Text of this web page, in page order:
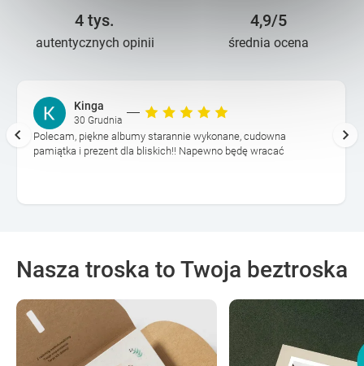
4 tys.
autentycznych opinii
4,9/5
średnia ocena
Kinga
30 Grudnia
Polecam, piękne albumy starannie wykonane, cudowna
pamiątka i prezent dla bliskich!! Napewno będę wracać
Nasza troska to Twoja beztroska